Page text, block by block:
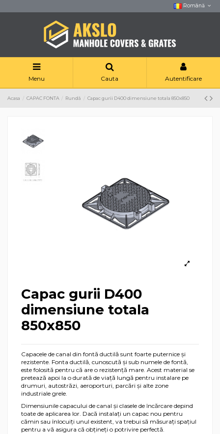
Română
Menu Cauta Autentificare
Acasa CAPAC FONTA Rundă Capac gurii D400 dimensiune totala 850x850
Capac gurii D400
dimensiune totala
850x850
Capacele de canal din fontă ductilă sunt foarte puternice și
rezistente. Fonta ductilă, cunoscută și sub numele de fontă,
este folosită pentru că are o rezistență mare. Acest material se
pretează apoi la o durată de viață lungă pentru instalare pe
drumuri, autostrăzi, aeroporturi, parcări și alte zone
industriale grele.
Dimensiunile capacului de canal și clasele de încărcare depind
toate de aplicarea lor. Dacă instalați un capac nou pentru
cămin sau înlocuiți unul existent, va trebui să măsurați spațiul
pentru a vă asigura că obțineți o potrivire perfectă.